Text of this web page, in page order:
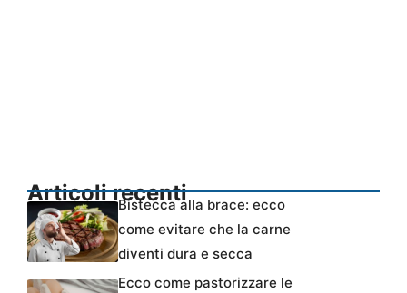
Articoli recentiBistecca alla brace: ecco
come evitare che la carne
diventi dura e secca
Ecco come pastorizzare le